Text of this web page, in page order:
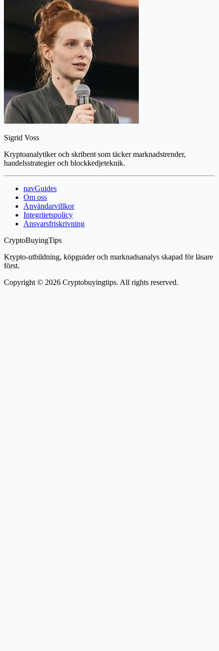
Sigrid Voss
Kryptoanalytiker och skribent som täcker marknadstrender,
handelsstrategier och blockkedjeteknik.
navGuides
Om oss
Användarvillkor
Integritetspolicy
Ansvarsfriskrivning
CryptoBuyingTips
Krypto-utbildning, köpguider och marknadsanalys skapad för läsare
först.
Copyright © 2026 Cryptobuyingtips. All rights reserved.